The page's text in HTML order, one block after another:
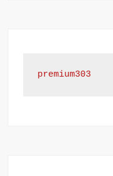
premium303